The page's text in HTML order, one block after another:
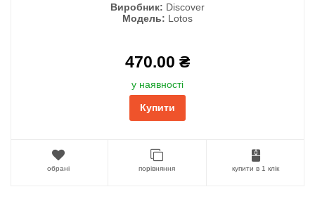
Виробник: Discover
Модель: Lotos
470.00 ₴
у наявності
Купити
обрані порівняння купити в 1 клік